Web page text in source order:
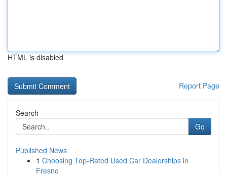
HTML is disabled
Report Page
Search
Go
Published News
1 Choosing Top-Rated Used Car Dealerships in
Fresno